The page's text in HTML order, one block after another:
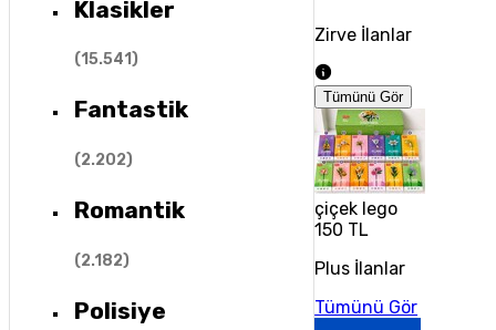
Klasikler
(15.541)
Fantastik
(2.202)
Romantik
(2.182)
Polisiye
Zirve İlanlar
Tümünü Gör
çiçek lego
150 TL
Plus İlanlar
Tümünü Gör